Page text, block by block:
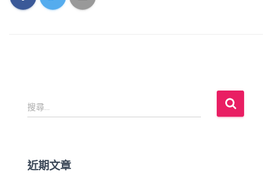
搜
尋
:
搜尋...
近期文章